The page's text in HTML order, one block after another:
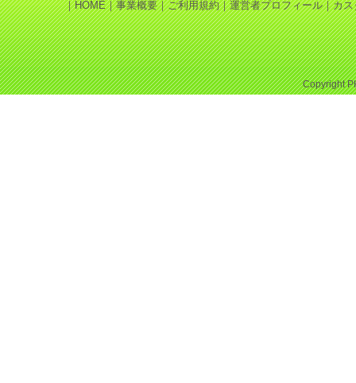
｜HOME｜事業概要｜ご利用規約｜運営者プロフィール｜カス
Copyright